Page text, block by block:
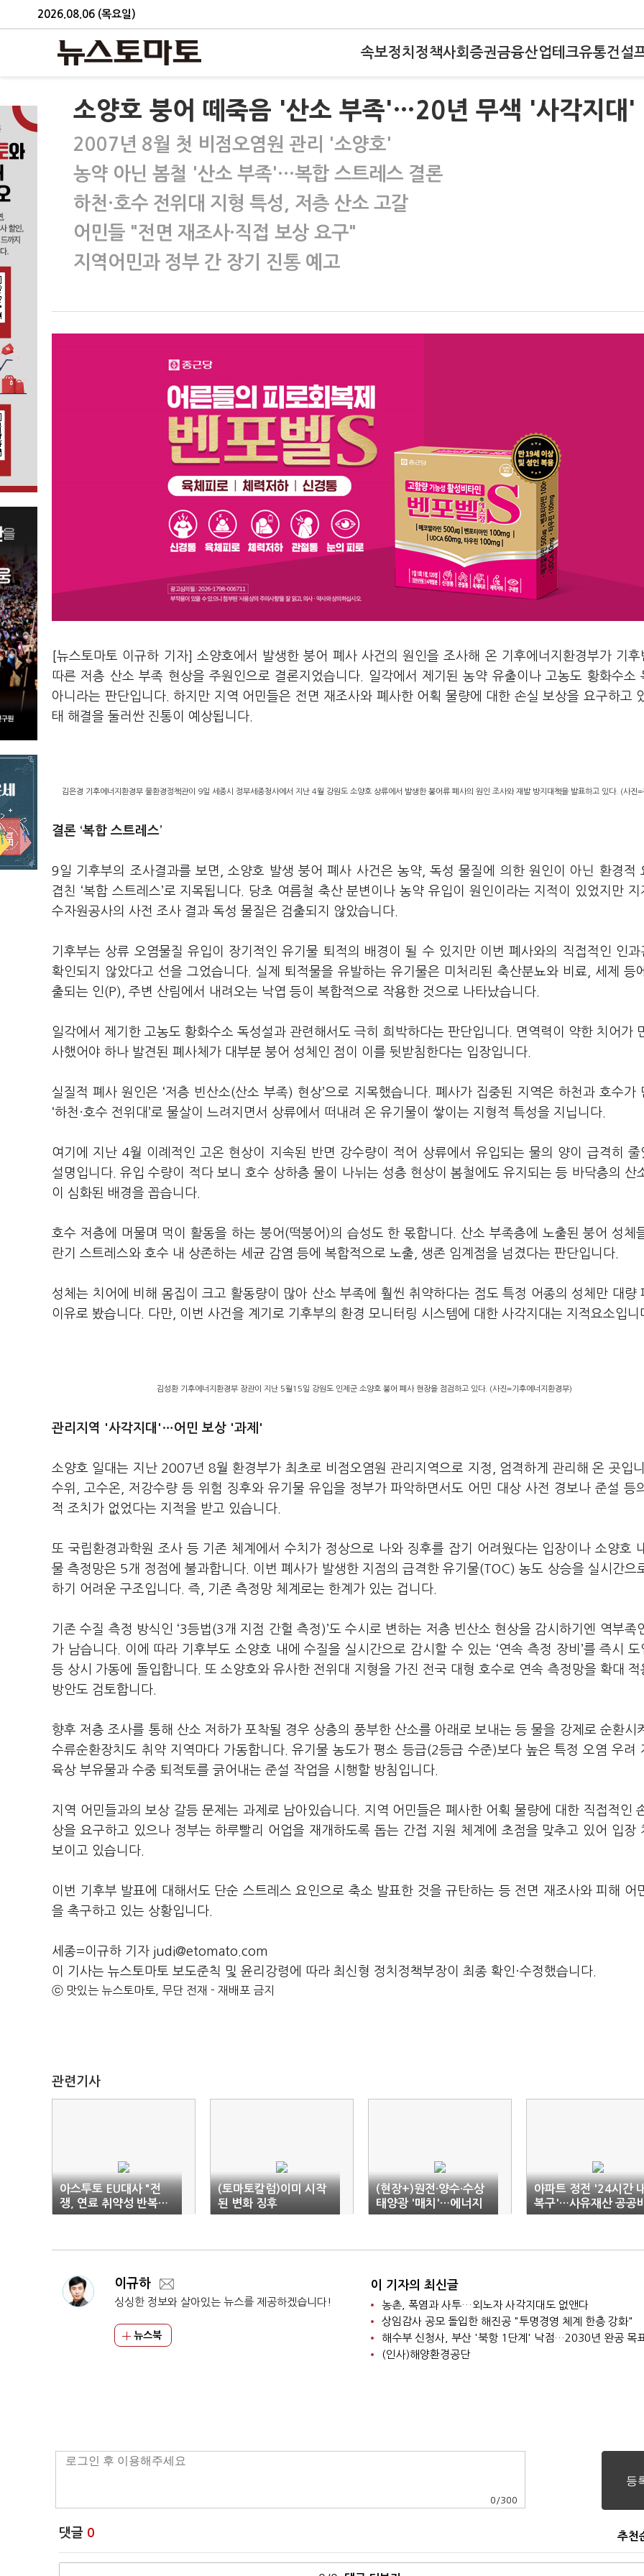
2026.08.06 (목요일)
속보정치 정책사회 증권금융산업테크유통건설
소양호 붕어 떼죽음 '산소 부족'…20년 무색 '사각지대'
2007년 8월 첫 비점오염원 관리 '소양호'
농약 아닌 봄철 '산소 부족'…복합 스트레스 결론
하천·호수 전위대 지형 특성, 저층 산소 고갈
어민들 "전면 재조사·직접 보상 요구"
지역어민과 정부 간 장기 진통 예고
[뉴스토마토 이규하 기자] 소양호에서 발생한 붕어 폐사 사건의 원인을 조사해 온 기후에너지환경부가 기후
따른 저층 산소 부족 현상을 주원인으로 결론지었습니다. 일각에서 제기된 농약 유출이나 고농도 황화수소
아니라는 판단입니다. 하지만 지역 어민들은 전면 재조사와 폐사한 어획 물량에 대한 손실 보상을 요구하고
태 해결을 둘러싼 진통이 예상됩니다.
김은경 기후에너지환경부 물환경정책관이 9일 세종시 정부세종청사에서 지난 4월 강원도 소양호 상류에서 발생한 붕어류 폐사의 원인 조사와 재발 방지대책을 발표하고 있다. (사진
결론 ‘복합 스트레스’
9일 기후부의 조사결과를 보면, 소양호 발생 붕어 폐사 사건은 농약, 독성 물질에 의한 원인이 아닌 환경적
겹친 ‘복합 스트레스’로 지목됩니다. 당초 여름철 축산 분변이나 농약 유입이 원인이라는 지적이 있었지만 지
수자원공사의 사전 조사 결과 독성 물질은 검출되지 않았습니다.
기후부는 상류 오염물질 유입이 장기적인 유기물 퇴적의 배경이 될 수 있지만 이번 폐사와의 직접적인 인과
확인되지 않았다고 선을 그었습니다. 실제 퇴적물을 유발하는 유기물은 미처리된 축산분뇨와 비료, 세제 등
출되는 인(P), 주변 산림에서 내려오는 낙엽 등이 복합적으로 작용한 것으로 나타났습니다.
일각에서 제기한 고농도 황화수소 독성설과 관련해서도 극히 희박하다는 판단입니다. 면역력이 약한 치어가
사했어야 하나 발견된 폐사체가 대부분 붕어 성체인 점이 이를 뒷받침한다는 입장입니다.
실질적 폐사 원인은 ‘저층 빈산소(산소 부족) 현상’으로 지목했습니다. 폐사가 집중된 지역은 하천과 호수가
‘하천·호수 전위대’로 물살이 느려지면서 상류에서 떠내려 온 유기물이 쌓이는 지형적 특성을 지닙니다.
여기에 지난 4월 이례적인 고온 현상이 지속된 반면 강수량이 적어 상류에서 유입되는 물의 양이 급격히 줄
설명입니다. 유입 수량이 적다 보니 호수 상하층 물이 나뉘는 성층 현상이 봄철에도 유지되는 등 바닥층의 산
이 심화된 배경을 꼽습니다.
호수 저층에 머물며 먹이 활동을 하는 붕어(떡붕어)의 습성도 한 몫합니다. 산소 부족층에 노출된 붕어 성체
란기 스트레스와 호수 내 상존하는 세균 감염 등에 복합적으로 노출, 생존 임계점을 넘겼다는 판단입니다.
성체는 치어에 비해 몸집이 크고 활동량이 많아 산소 부족에 훨씬 취약하다는 점도 특정 어종의 성체만 대량
이유로 봤습니다. 다만, 이번 사건을 계기로 기후부의 환경 모니터링 시스템에 대한 사각지대는 지적요소입니
김성환 기후에너지환경부 장관이 지난 5월15일 강원도 인제군 소양호 붕어 폐사 현장을 점검하고 있다. (사진=기후에너지환경부)
관리지역 '사각지대'…어민 보상 '과제'
소양호 일대는 지난 2007년 8월 환경부가 최초로 비점오염원 관리지역으로 지정, 엄격하게 관리해 온 곳입
수위, 고수온, 저강수량 등 위험 징후와 유기물 유입을 정부가 파악하면서도 어민 대상 사전 경보나 준설 등
적 조치가 없었다는 지적을 받고 있습니다.
또 국립환경과학원 조사 등 기존 체계에서 수치가 정상으로 나와 징후를 잡기 어려웠다는 입장이나 소양호
물 측정망은 5개 정점에 불과합니다. 이번 폐사가 발생한 지점의 급격한 유기물(TOC) 농도 상승을 실시간으
하기 어려운 구조입니다. 즉, 기존 측정망 체계로는 한계가 있는 겁니다.
기존 수질 측정 방식인 ‘3등법(3개 지점 간헐 측정)’도 수시로 변하는 저층 빈산소 현상을 감시하기엔 역부족
가 남습니다. 이에 따라 기후부도 소양호 내에 수질을 실시간으로 감시할 수 있는 ‘연속 측정 장비’를 즉시 도
등 상시 가동에 돌입합니다. 또 소양호와 유사한 전위대 지형을 가진 전국 대형 호수로 연속 측정망을 확대 적
방안도 검토합니다.
향후 저층 조사를 통해 산소 저하가 포착될 경우 상층의 풍부한 산소를 아래로 보내는 등 물을 강제로 순환시
수류순환장치도 취약 지역마다 가동합니다. 유기물 농도가 평소 등급(2등급 수준)보다 높은 특정 오염 우려
육상 부유물과 수중 퇴적토를 긁어내는 준설 작업을 시행할 방침입니다.
지역 어민들과의 보상 갈등 문제는 과제로 남아있습니다. 지역 어민들은 폐사한 어획 물량에 대한 직접적인
상을 요구하고 있으나 정부는 하루빨리 어업을 재개하도록 돕는 간접 지원 체계에 초점을 맞추고 있어 입장
보이고 있습니다.
이번 기후부 발표에 대해서도 단순 스트레스 요인으로 축소 발표한 것을 규탄하는 등 전면 재조사와 피해 어
을 촉구하고 있는 상황입니다.
세종=이규하 기자 judi@etomato.com
이 기사는 뉴스토마토 보도준칙 및 윤리강령에 따라 최신형 정치정책부장이 최종 확인·수정했습니다.
ⓒ 맛있는 뉴스토마토, 무단 전재 - 재배포 금지
관련기사
아스투토 EU대사 "전
쟁, 연료 취약성 반복…
재생 전환 '디리스킹'"
(토마토칼럼)이미 시작
된 변화 징후
(현장+)원전·양수·수상
태양광 '매치'…에너지
전환 '이정표'
아파트 정전 '24시간
복구'…사유재산 공공
용은 '글쎄'
이규하
싱싱한 정보와 살아있는 뉴스를 제공하겠습니다!
뉴스북
이 기자의 최신글
농촌, 폭염과 사투…외노자 사각지대도 없앤다
상임감사 공모 돌입한 해진공 "투명경영 체계 한층 강화"
해수부 신청사, 부산 '북항 1단계' 낙점…2030년 완공 목
(인사)해양환경공단
0 /300
댓글 0 추천